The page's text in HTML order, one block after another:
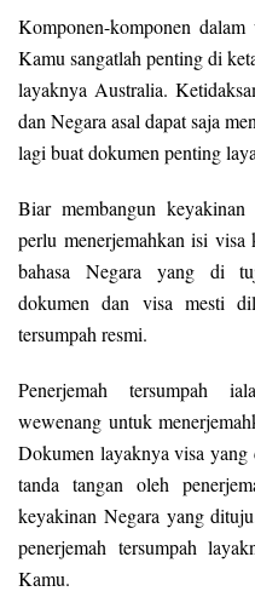
Komponen-komponen
Kamu sangatlah penting di
layaknya Australia.
dan Negara asal dapat saja
lagi buat dokumen penting
Biar membangun
perlu menerjemahkan isi visa
bahasa Negara yang di
dokumen dan visa mesti
tersumpah resmi.
Penerjemah tersumpah
wewenang untuk
Dokumen layaknya visa yang
tanda tangan oleh
keyakinan Negara yang
penerjemah tersumpah
Kamu.